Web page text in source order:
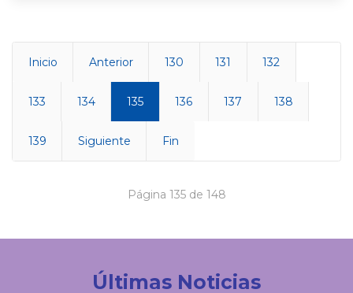
Inicio Anterior 130 131 132
133 134 135 136 137 138
139 Siguiente Fin
Página 135 de 148
Últimas Noticias